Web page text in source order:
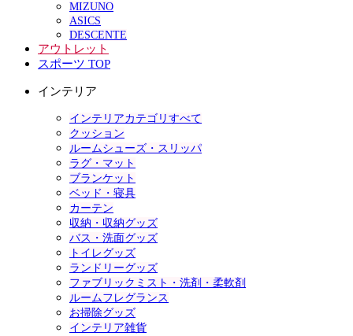
MIZUNO
ASICS
DESCENTE
アウトレット
スポーツ TOP
インテリア
インテリアカテゴリすべて
クッション
ルームシューズ・スリッパ
ラグ・マット
ブランケット
ベッド・寝具
カーテン
収納・収納グッズ
バス・洗面グッズ
トイレグッズ
ランドリーグッズ
ファブリックミスト・洗剤・柔軟剤
ルームフレグランス
お掃除グッズ
インテリア雑貨